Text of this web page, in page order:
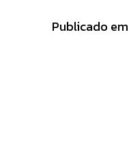
Publicado